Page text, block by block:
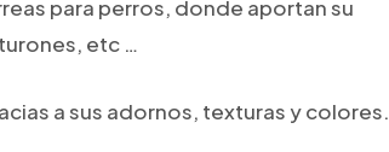
para perros, donde aportan su
etc …
a sus adornos, texturas y colores.